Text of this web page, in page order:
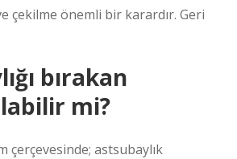
çekilme önemli bir karardır. Geri
bırakan
mi?
çerçevesinde; astsubaylık